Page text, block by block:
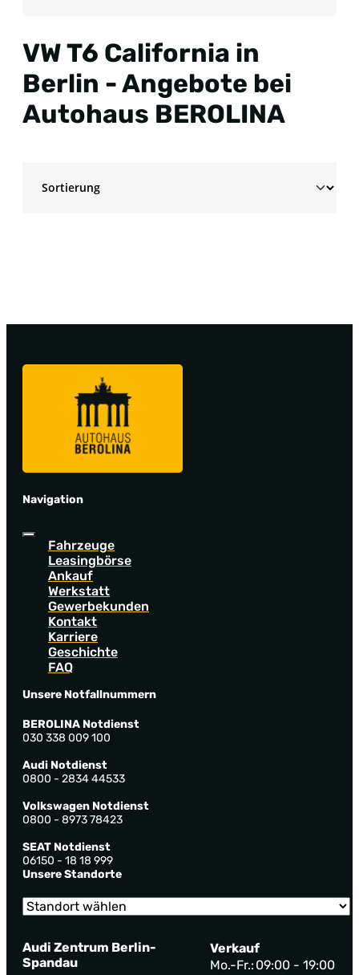
VW T6 California in
Berlin - Angebote bei
Autohaus BEROLINA
Navigation
Fahrzeuge
Leasingbörse
Ankauf
Werkstatt
Gewerbekunden
Kontakt
Karriere
Geschichte
FAQ
Unsere Notfallnummern
BEROLINA Notdienst
030 338 009 100
Audi Notdienst
0800 - 2834 44533
Volkswagen Notdienst
0800 - 8973 78423
SEAT Notdienst
06150 - 18 18 999
Unsere Standorte
Audi Zentrum Berlin-
Spandau
Verkauf
Mo.-Fr.: 09:00 - 19:00